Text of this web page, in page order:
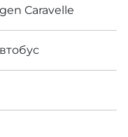
Caravelle